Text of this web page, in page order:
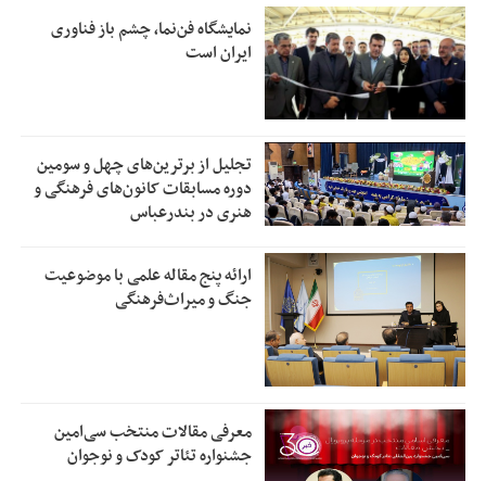
نمایشگاه فن‌نما، چشم باز فناوری
ایران است
تجلیل از بر‌ترین‌های چهل و سومین
دوره مسابقات کانون‌های فرهنگی و
هنری در بندرعباس
ارائه پنج مقاله علمی با موضوعیت
جنگ و میراث‌فرهنگی
معرفی مقالات منتخب سی‌امین
جشنواره تئاتر کودک و نوجوان